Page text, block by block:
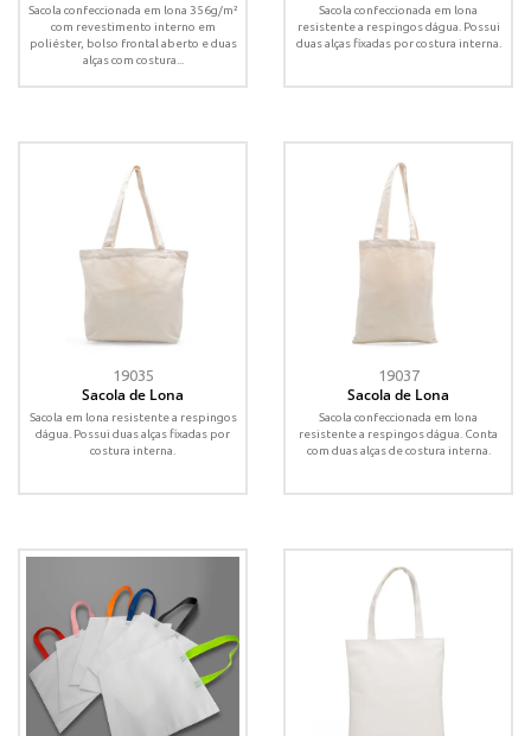
Sacola confeccionada em lona 356g/m²
com revestimento interno em
poliéster, bolso frontal aberto e duas
alças com costura...
Sacola confeccionada em lona
resistente a respingos dágua. Possui
duas alças fixadas por costura interna.
19035
Sacola de Lona
Sacola em lona resistente a respingos
dágua. Possui duas alças fixadas por
costura interna.
19037
Sacola de Lona
Sacola confeccionada em lona
resistente a respingos dágua. Conta
com duas alças de costura interna.